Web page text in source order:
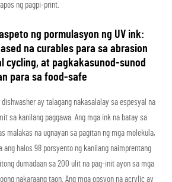
ng pagpi-print.
ng pormulasyon ng UV ink:
na curables para sa abrasion
cycling, at pagkakasunod-sunod
para sa food-safe
dishwasher ay talagang nakasalalay sa espesyal na
sa kanilang paggawa. Ang mga ink na batay sa
malakas na ugnayan sa pagitan ng mga molekula,
ang halos 98 porsyento ng kanilang naimprentang
dumadaan sa 200 ulit na pag-init ayon sa mga
nakaraang taon. Ang mga opsyon na acrylic ay